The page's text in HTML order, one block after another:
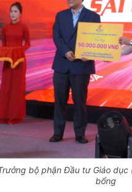
bộ phận Đầu tư Giáo
bổng